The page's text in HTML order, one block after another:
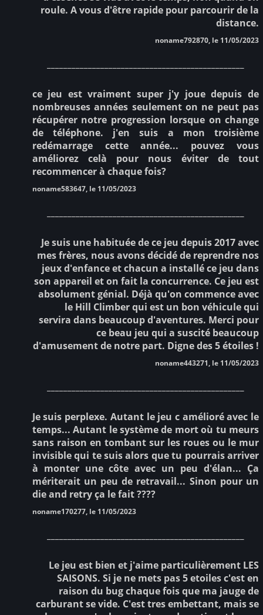
roule. A vous d'être rapide pour parcourir de la
distance.
noname792870, le 11/05/2023
ce jeu est vraiment super j'y joue depuis de
nombreuses années seulement on ne peut pas
récupérer notre progression lorsque on change
de téléphone. j'en suis a mon troisième
redémarrage cette année... pouvez vous
améliorez celà pour nous éviter de tout
recommencer à chaque fois?
noname583647, le 11/05/2023
Je suis une habituée de ce jeu depuis 2017 avec
mes frères, nous avons décidé de reprendre nos
jeux d'enfance et chacun a installé ce jeu dans
son appareil et on fait la concurrence. Ce jeu est
absolument génial. Déjà qu'on commence avec
le Hill Climber qui est un bon véhicule qui
servira dans beaucoup d'aventures. Merci pour
ce beau jeu qui a suscité beaucoup
d'amusement de notre part. Digne des 5 étoiles !
noname443271, le 11/05/2023
Je suis perplexe. Autant le jeu c amélioré avec le
temps... Autant le système de mort où tu meurs
sans raison en tombant sur les roues ou le mur
invisible qui te suis alors que tu pourrais arriver
à monter une côte avec un peu d'élan... Ça
mériterait un peu de retravail... Sinon pour un
die and retry ça le fait ????
noname170277, le 11/05/2023
Le jeu est bien et j'aime particulièrement LES
SAISONS. Si je ne mets pas 5 etoiles c'est en
raison du bug chaque fois que ma jauge de
carburant se vide. C'est tres embettant, mais se